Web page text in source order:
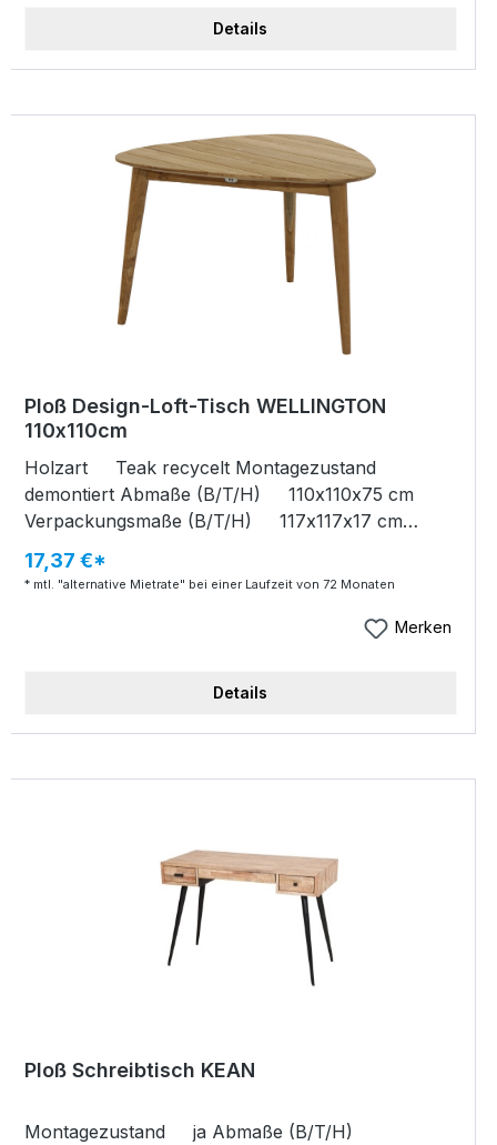
Unterschubhöhe ca. 68 cm B/T/H 160x90x75 cm
Details
Ploß Design-Loft-Tisch WELLINGTON
110x110cm
Holzart Teak recycelt Montagezustand
demontiert Abmaße (B/T/H) 110x110x75 cm
Verpackungsmaße (B/T/H) 117x117x17 cm
Artikelgewicht 38,7 kg Verpackungsgewicht
4,85 kg Design-Loft-Tisch WELLINGTON
polierte Oberflächen dreieckig Tischplatte 3 cm
17,37 €*
* mtl. "alternative Mietrate" bei einer Laufzeit von 72 Monaten
Merken
Details
Ploß Schreibtisch KEAN
Montagezustand ja Abmaße (B/T/H)